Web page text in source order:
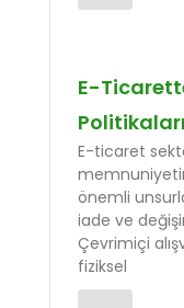
E-
E-ticaret
önemli
iade ve
Çevrimiçi
fiziksel